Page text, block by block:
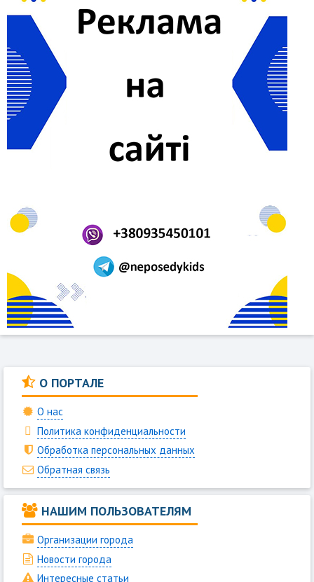
О ПОРТАЛЕ
О нас
Политика конфиденциальности
Обработка персональных данных
Обратная связь
НАШИМ ПОЛЬЗОВАТЕЛЯМ
Организации города
Новости города
Интересные статьи